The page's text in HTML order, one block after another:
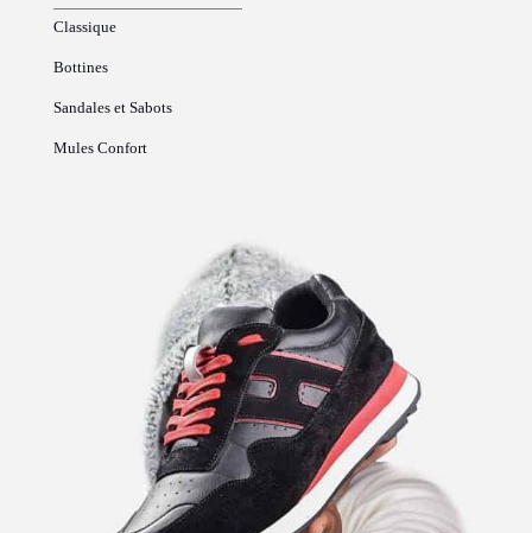
Classique
Bottines
Sandales et Sabots
Mules Confort